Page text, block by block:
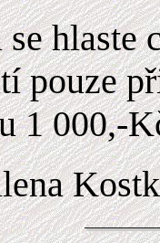
hlaste
pouze
1 000,-